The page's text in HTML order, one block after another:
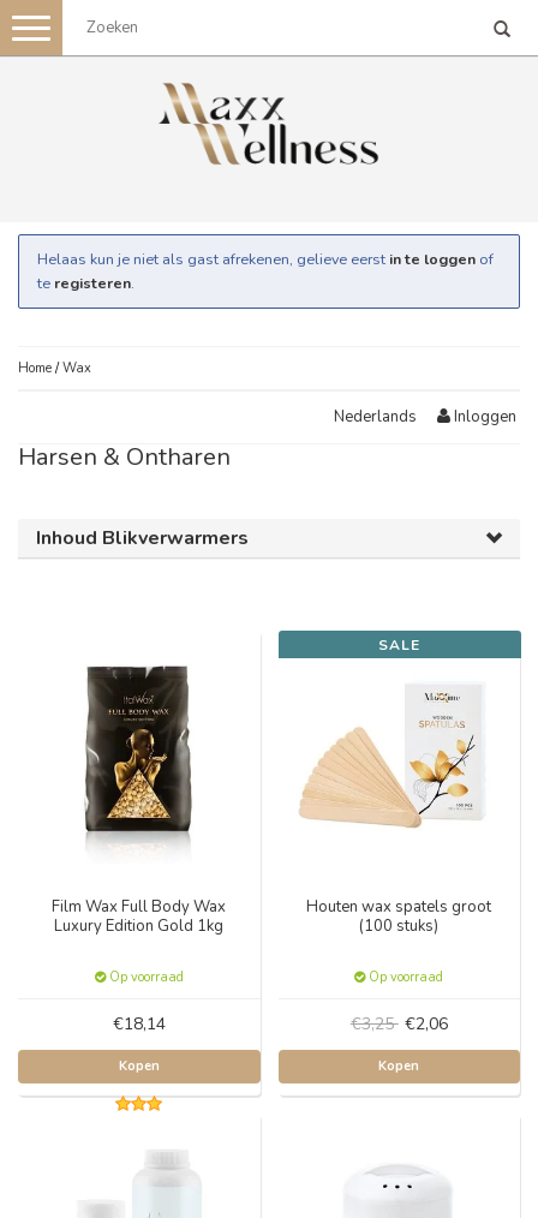
Toggle
navigation
Helaas kun je niet als gast afrekenen, gelieve eerst in te loggen of
te registeren.
Home /Wax
Nederlands Inloggen
Harsen & Ontharen
Inhoud Blikverwarmers
Film Wax Full Body Wax
Luxury Edition Gold 1kg
Op voorraad
€18,14
Kopen
SALE
Houten wax spatels groot
(100 stuks)
Op voorraad
€3,25 €2,06
Kopen